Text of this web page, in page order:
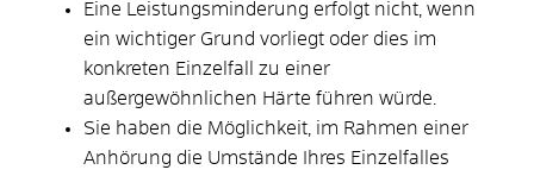
Eine Leistungsminderung erfolgt nicht, wenn
ein wichtiger Grund vorliegt oder dies im
konkreten Einzelfall zu einer
außergewöhnlichen Härte führen würde.
Sie haben die Möglichkeit, im Rahmen einer
Anhörung die Umstände Ihres Einzelfalles